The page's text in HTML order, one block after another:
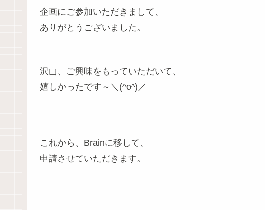
企画にご参加いただきまして、
ありがとうございました。
沢山、ご興味をもっていただいて、
嬉しかったです～＼(^o^)／
これから、Brainに移して、
申請させていただきます。